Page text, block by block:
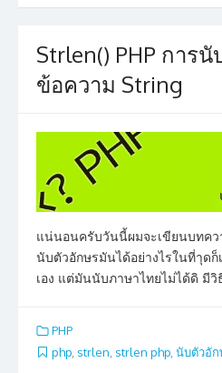
Strlen() PHP การ
ข้อความ String
แน่นอนครับวันนี้ผมจะเขียนบทคว
นับตัวอักษรมันได้อย่างไรในที่าุด
เอง แต่มันนับภาษาไทยไม่ได้ดิ มี
PHP
php strlen strlen php นับตัวอัก